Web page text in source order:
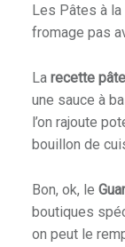
Les Pâtes à la
fromage pas
La recette
une sauce à
l’on rajoute
bouillon de
Bon, ok, le
boutiques
on peut le